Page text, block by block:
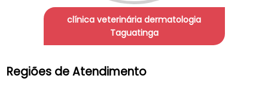
clínica veterinária dermatologia
Taguatinga
Regiões de Atendimento